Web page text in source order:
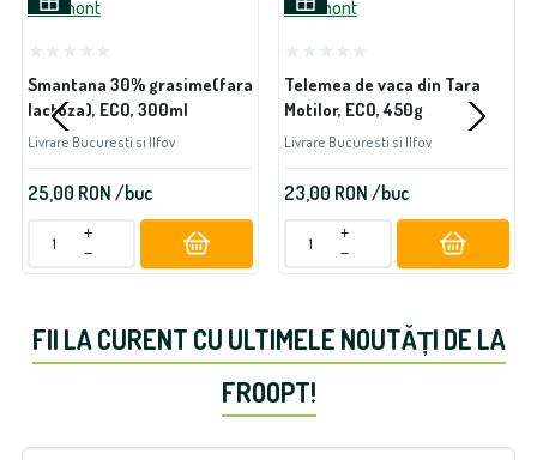
Lactmont
Smantana 30% grasime(fara
lactoza), ECO, 300ml
Livrare Bucuresti si Ilfov
25,00 RON /buc
+
−
Lactmont
Telemea de vaca din Tara
Motilor, ECO, 450g
Livrare Bucuresti si Ilfov
23,00 RON /buc
+
−
FII LA CURENT CU ULTIMELE NOUTĂȚI DE LA
FROOPT!